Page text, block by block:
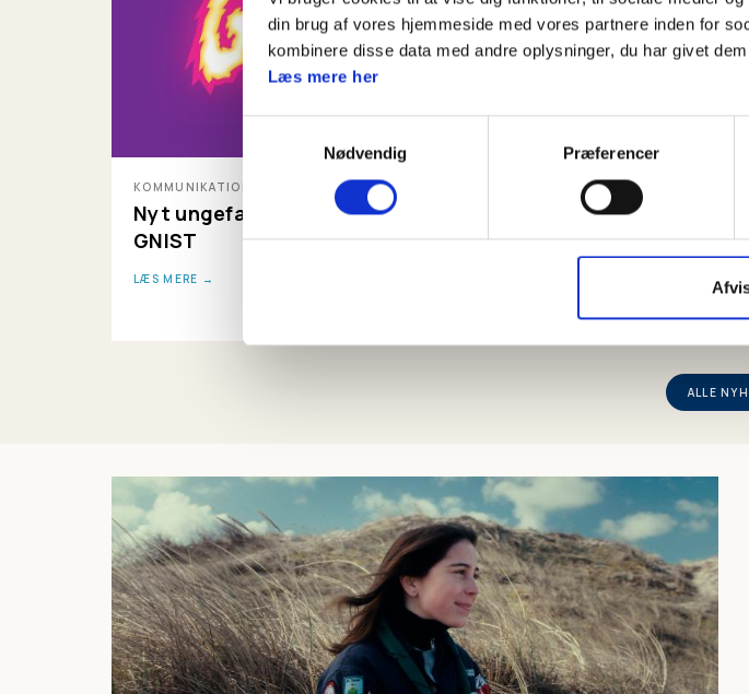
din brug af vores hjemmeside med vores partnere inden for
kombinere disse data med andre oplysninger, du har givet
Læs mere her
Nødvendig
Præferencer
KOMMUNIKATION
Nyt ungefællesskab: Bliv en del af
GNIST
LÆS MERE
FRILUFTSLIV
Fyld
ALLE